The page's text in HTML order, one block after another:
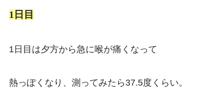
1日目
1日目は夕方から急に喉が痛くなって
熱っぽくなり、測ってみたら37.5度くらい。